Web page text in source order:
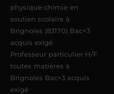
physique-chimie en
soutien scolaire à
Brignoles (83170) Bac+3
acquis exigé
Professeur particulier H/F
toutes matières à
Brignoles Bac+3 acquis
exigé